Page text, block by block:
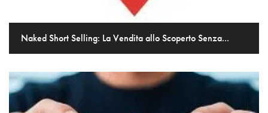
Naked Short Selling: La Vendita allo Scoperto Senza...